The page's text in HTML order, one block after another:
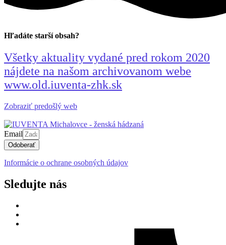
Hľadáte starší obsah?
Všetky aktuality vydané pred rokom 2020
nájdete na našom archivovanom webe
www.old.iuventa-zhk.sk
Zobraziť predošlý web
Email
Odoberať
Informácie o ochrane osobných údajov
Sledujte nás